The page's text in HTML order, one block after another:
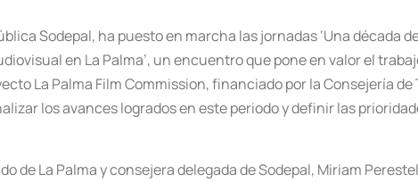
Sodepal, ha puesto en marcha las jornadas ‘Una década
en La Palma’, un encuentro que pone en valor el
La Palma Film Commission, financiado por la Consejería
los avances logrados en este periodo y definir las
de La Palma y consejera delegada de Sodepal, Miriam